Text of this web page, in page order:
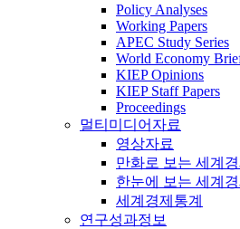
Policy Analyses
Working Papers
APEC Study Series
World Economy
KIEP Opinions
KIEP Staff Papers
Proceedings
멀티미디어자료
영상자료
만화로 보는 세계경
한눈에 보는 세계경
세계경제통계
연구성과정보